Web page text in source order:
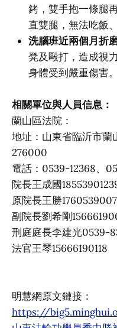
銬，雙手抱一條腿
直雙腿，無法吃飯、
洗腦班近兩個月折
凳及毆打，造成視
身體受到嚴重傷害。
相關單位與人員信息：
蘭山區法院：
地址：山東省臨沂市蘭
276000
電話：0539-12368、
院長王成國
原院長王勝
副院長劉希剛
刑庭庭長李建光0539-
法官王琴15666190118
明慧網原文鏈接：
https://